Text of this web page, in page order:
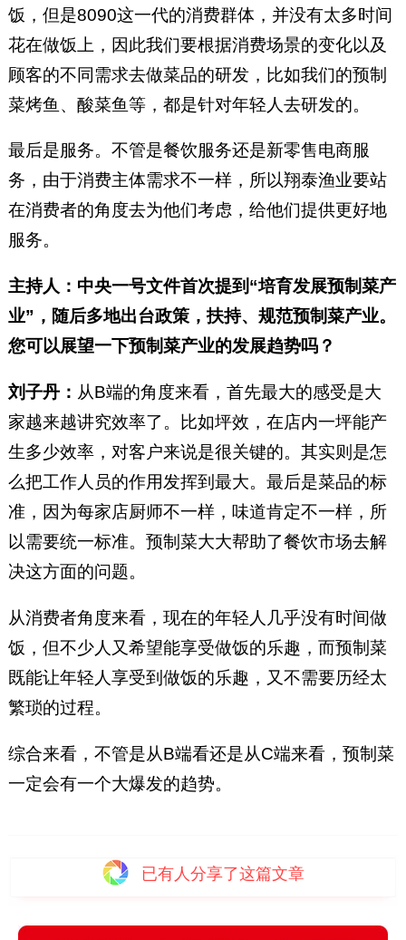
饭，但是8090这一代的消费群体，并没有太多时间
花在做饭上，因此我们要根据消费场景的变化以及
顾客的不同需求去做菜品的研发，比如我们的预制
菜烤鱼、酸菜鱼等，都是针对年轻人去研发的。
最后是服务。不管是餐饮服务还是新零售电商服
务，由于消费主体需求不一样，所以翔泰渔业要站
在消费者的角度去为他们考虑，给他们提供更好地
服务。
主持人：中央一号文件首次提到“培育发展预制菜产
业”，随后多地出台政策，扶持、规范预制菜产业。
您可以展望一下预制菜产业的发展趋势吗？
刘子丹： 从B端的角度来看，首先最大的感受是大
家越来越讲究效率了。比如坪效，在店内一坪能产
生多少效率，对客户来说是很关键的。其实则是怎
么把工作人员的作用发挥到最大。最后是菜品的标
准，因为每家店厨师不一样，味道肯定不一样，所
以需要统一标准。预制菜大大帮助了餐饮市场去解
决这方面的问题。
从消费者角度来看，现在的年轻人几乎没有时间做
饭，但不少人又希望能享受做饭的乐趣，而预制菜
既能让年轻人享受到做饭的乐趣，又不需要历经太
繁琐的过程。
综合来看，不管是从B端看还是从C端来看，预制菜
一定会有一个大爆发的趋势。
已有人分享了这篇文章